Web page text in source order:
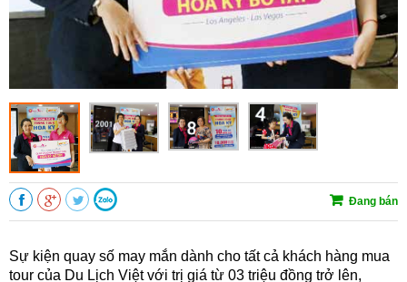
Đang bán
Sự kiện quay số may mắn dành cho tất cả khách hàng mua
tour của Du Lịch Việt với trị giá từ 03 triệu đồng trở lên,